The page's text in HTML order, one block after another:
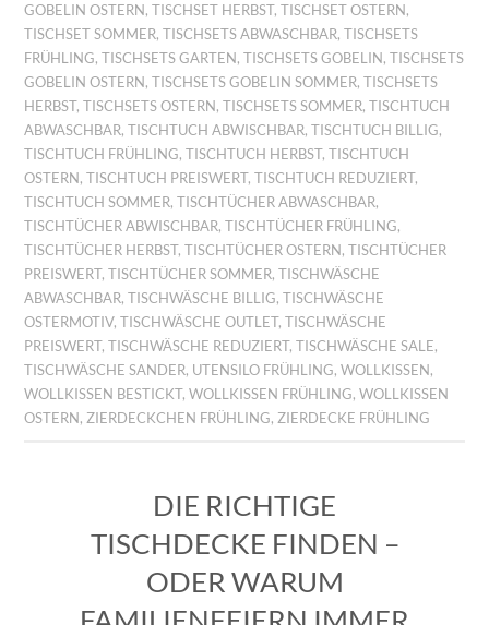
GOBELIN OSTERN ,TISCHSET HERBST,TISCHSET OSTERN ,
TISCHSET SOMMER,TISCHSETS ABWASCHBAR,TISCHSETS
FRÜHLING,TISCHSETS GARTEN ,TISCHSETS GOBELIN ,TISCHSETS
GOBELIN OSTERN ,TISCHSETS GOBELIN SOMMER,TISCHSETS
HERBST,TISCHSETS OSTERN ,TISCHSETS SOMMER,TISCHTUCH
ABWASCHBAR,TISCHTUCH ABWISCHBAR,TISCHTUCH BILLIG,
TISCHTUCH FRÜHLING,TISCHTUCH HERBST,TISCHTUCH
OSTERN ,TISCHTUCH PREISWERT,TISCHTUCH REDUZIERT,
TISCHTUCH SOMMER,TISCHTÜCHER ABWASCHBAR,
TISCHTÜCHER ABWISCHBAR,TISCHTÜCHER FRÜHLING,
TISCHTÜCHER HERBST,TISCHTÜCHER OSTERN ,TISCHTÜCHER
PREISWERT,TISCHTÜCHER SOMMER,TISCHWÄSCHE
ABWASCHBAR,TISCHWÄSCHE BILLIG,TISCHWÄSCHE
OSTERMOTIV,TISCHWÄSCHE OUTLET,TISCHWÄSCHE
PREISWERT,TISCHWÄSCHE REDUZIERT,TISCHWÄSCHE SALE,
TISCHWÄSCHE SANDER, UTENSILO FRÜHLING,WOLLKISSEN ,
WOLLKISSEN BESTICKT,WOLLKISSEN FRÜHLING,WOLLKISSEN
OSTERN ,ZIERDECKCHEN FRÜHLING,ZIERDECKE FRÜHLING
DIE RICHTIGE
TISCHDECKE FINDEN –
ODER WARUM